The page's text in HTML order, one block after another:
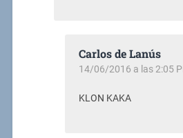
Carlos de Lanús
14/06/2016 a las 2:05
KLON KAKA